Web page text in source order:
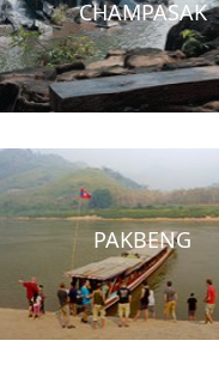
CHAMPASAK
PAKBENG